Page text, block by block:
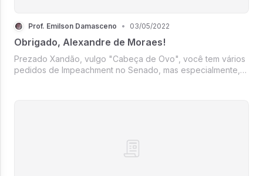
Prof. Emilson Damasceno • 03/05/2022
Obrigado, Alexandre de Moraes!
Prezado Xandão, vulgo "Cabeça de Ovo", você tem vários
pedidos de Impeachment no Senado, mas especialmente,